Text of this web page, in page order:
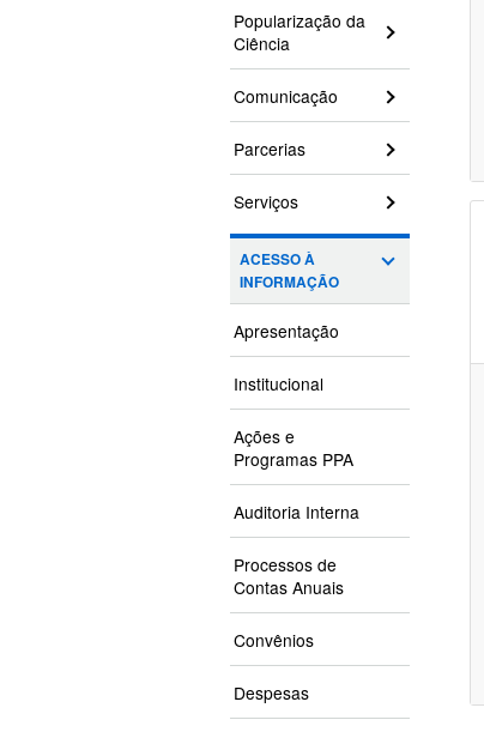
Popularização da
Ciência
Comunicação
Parcerias
Serviços
ACESSO À
INFORMAÇÃO
Apresentação
Institucional
Ações e
Programas PPA
Auditoria Interna
Processos de
Contas Anuais
Convênios
Despesas